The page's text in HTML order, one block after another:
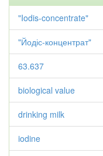
"Iodis-concentrate"
"Йодіс-концентрат"
63.637
biological value
drinking milk
iodine